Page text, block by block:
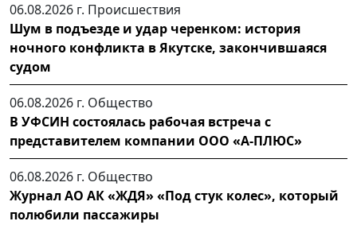
06.08.2026 г. Происшествия
Шум в подъезде и удар черенком: история
ночного конфликта в Якутске, закончившаяся
судом
06.08.2026 г. Общество
В УФСИН состоялась рабочая встреча с
представителем компании ООО «А-ПЛЮС»
06.08.2026 г. Общество
Журнал АО АК «ЖДЯ» «Под стук колес», который
полюбили пассажиры